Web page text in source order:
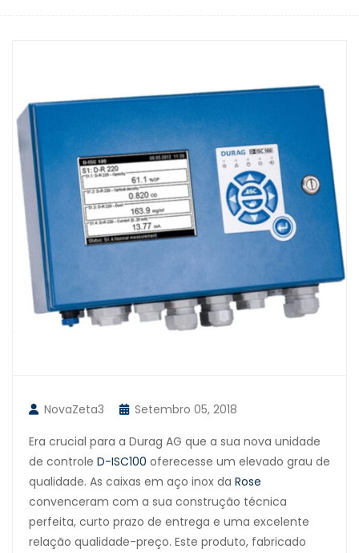
NovaZeta3
Setembro 05, 2018
Era crucial para a Durag AG que a sua nova unidade
de controle D-ISC100 oferecesse um elevado grau de
qualidade. As caixas em aço inox da Rose
convenceram com a sua construção técnica
perfeita, curto prazo de entrega e uma excelente
relação qualidade-preço. Este produto, fabricado